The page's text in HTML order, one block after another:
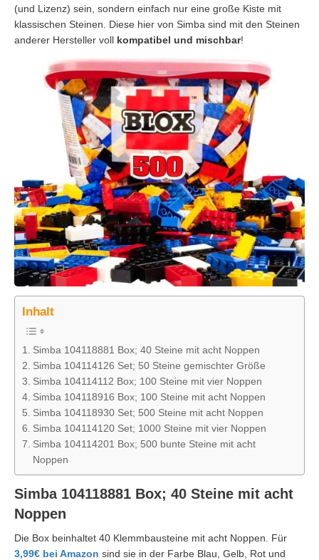
(und Lizenz) sein, sondern einfach nur eine große Kiste mit
klassischen Steinen. Diese hier von Simba sind mit den Steinen
anderer Hersteller voll kompatibel und mischbar!
Inhalt
Simba 104118881 Box; 40 Steine mit acht Noppen
Simba 104114126 Set; 50 Steine gemischter Größe
Simba 104114112 Box; 100 Steine mit vier Noppen
Simba 104118916 Box; 100 Steine mit acht Noppen
Simba 104118930 Set; 500 Steine mit acht Noppen
Simba 104114120 Set; 1000 Steine mit vier Noppen
Simba 104114201 Box; 500 bunte Steine mit acht
Noppen
Simba 104118881 Box; 40 Steine mit acht
Noppen
Die Box beinhaltet 40 Klemmbausteine mit acht Noppen. Für
3,99€ bei Amazon sind sie in der Farbe Blau, Gelb, Rot und